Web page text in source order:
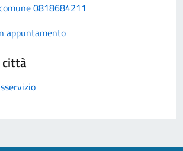
0818684211
appuntamento
città